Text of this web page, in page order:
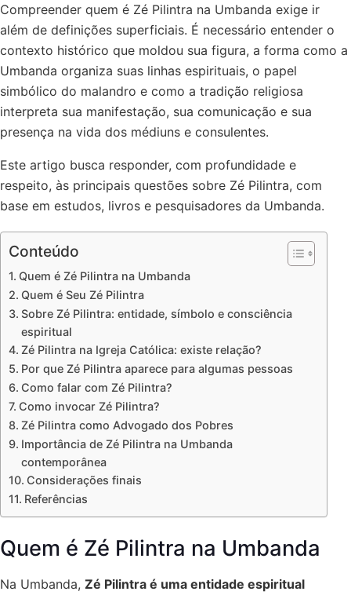
Compreender quem é Zé Pilintra na Umbanda exige ir
além de definições superficiais. É necessário entender o
contexto histórico que moldou sua figura, a forma como a
Umbanda organiza suas linhas espirituais, o papel
simbólico do malandro e como a tradição religiosa
interpreta sua manifestação, sua comunicação e sua
presença na vida dos médiuns e consulentes.
Este artigo busca responder, com profundidade e
respeito, às principais questões sobre Zé Pilintra, com
base em estudos, livros e pesquisadores da Umbanda.
Conteúdo
Quem é Zé Pilintra na Umbanda
Quem é Seu Zé Pilintra
Sobre Zé Pilintra: entidade, símbolo e consciência
espiritual
Zé Pilintra na Igreja Católica: existe relação?
Por que Zé Pilintra aparece para algumas pessoas
Como falar com Zé Pilintra?
Como invocar Zé Pilintra?
Zé Pilintra como Advogado dos Pobres
Importância de Zé Pilintra na Umbanda
contemporânea
Considerações finais
Referências
Quem é Zé Pilintra na Umbanda
Na Umbanda, Zé Pilintra é uma entidade espiritual